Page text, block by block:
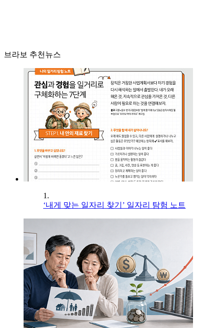
브라보 추천뉴스
1.
‘내게 맞는 일자리 찾기’ 일자리 탐험 노트